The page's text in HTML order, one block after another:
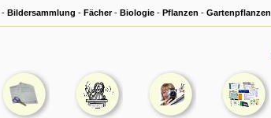
- Bildersammlung - Fächer- Biologie - Pflanzen - Gartenpflanzen